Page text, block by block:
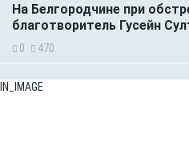
На Белгородчине при
благотворитель Гусейн
0 470
IN_IMAGE